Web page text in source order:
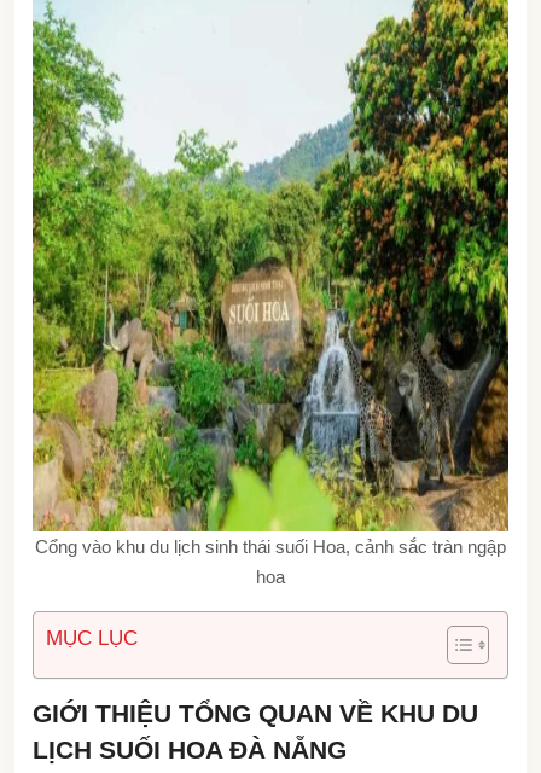
Cổng vào khu du lịch sinh thái suối Hoa, cảnh sắc tràn ngập
hoa
MỤC LỤC
GIỚI THIỆU TỔNG QUAN VỀ KHU DU
LỊCH SUỐI HOA ĐÀ NẴNG